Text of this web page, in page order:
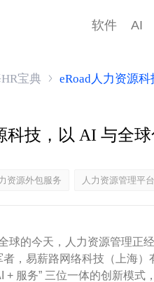
软件 AI
宝典 eRoad人力资源
科技，以 AI 与全
资源外包服务 人力资源管理平台
球的今天，人力资源管理正
，易薪路网络科技（上海
+ 服务” 三位一体的创新模